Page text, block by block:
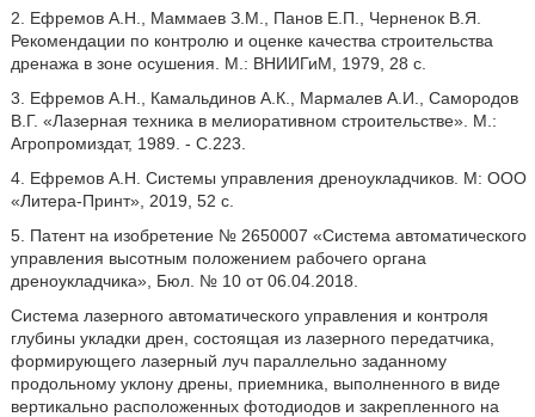
2. Ефремов А.Н., Маммаев З.М., Панов Е.П., Черненок В.Я.
Рекомендации по контролю и оценке качества строительства
дренажа в зоне осушения. М.: ВНИИГиМ, 1979, 28 с.
3. Ефремов А.Н., Камальдинов А.К., Мармалев А.И., Самородов
В.Г. «Лазерная техника в мелиоративном строительстве». М.:
Агропромиздат, 1989. - С.223.
4. Ефремов А.Н. Системы управления дреноукладчиков. М: ООО
«Литера-Принт», 2019, 52 с.
5. Патент на изобретение № 2650007 «Система автоматического
управления высотным положением рабочего органа
дреноукладчика», Бюл. № 10 от 06.04.2018.
Система лазерного автоматического управления и контроля
глубины укладки дрен, состоящая из лазерного передатчика,
формирующего лазерный луч параллельно заданному
продольному уклону дрены, приемника, выполненного в виде
вертикально расположенных фотодиодов и закрепленного на